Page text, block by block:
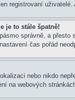
registrovaní
je to stále špatně!
správně, a přesto
čas pořád
nebo nikdo
na webových